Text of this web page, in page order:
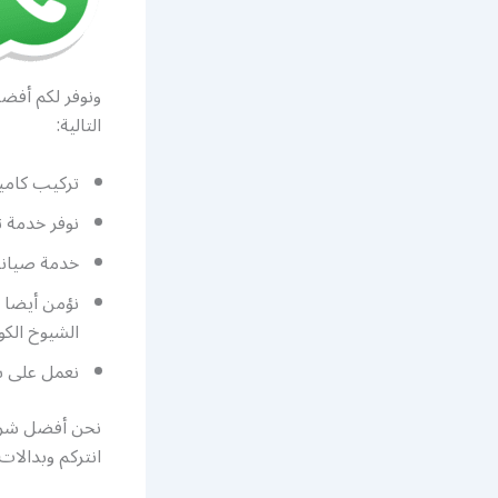
ونوفر لكم
التالية:
تركيب
نوفر
خدمة
نؤمن
الشيوخ
نعمل على
نحن أفضل
انتركم